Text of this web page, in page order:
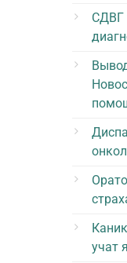
СДВГ
учат